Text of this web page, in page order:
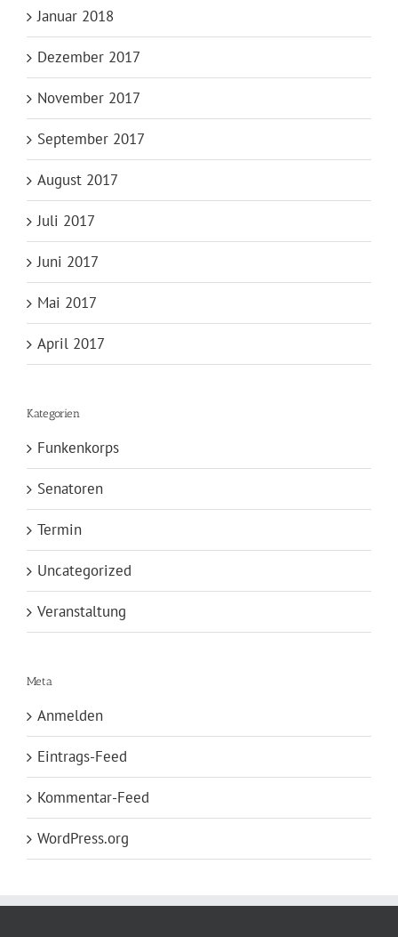
Januar 2018
Dezember 2017
November 2017
September 2017
August 2017
Juli 2017
Juni 2017
Mai 2017
April 2017
Kategorien
Funkenkorps
Senatoren
Termin
Uncategorized
Veranstaltung
Meta
Anmelden
Eintrags-Feed
Kommentar-Feed
WordPress.org